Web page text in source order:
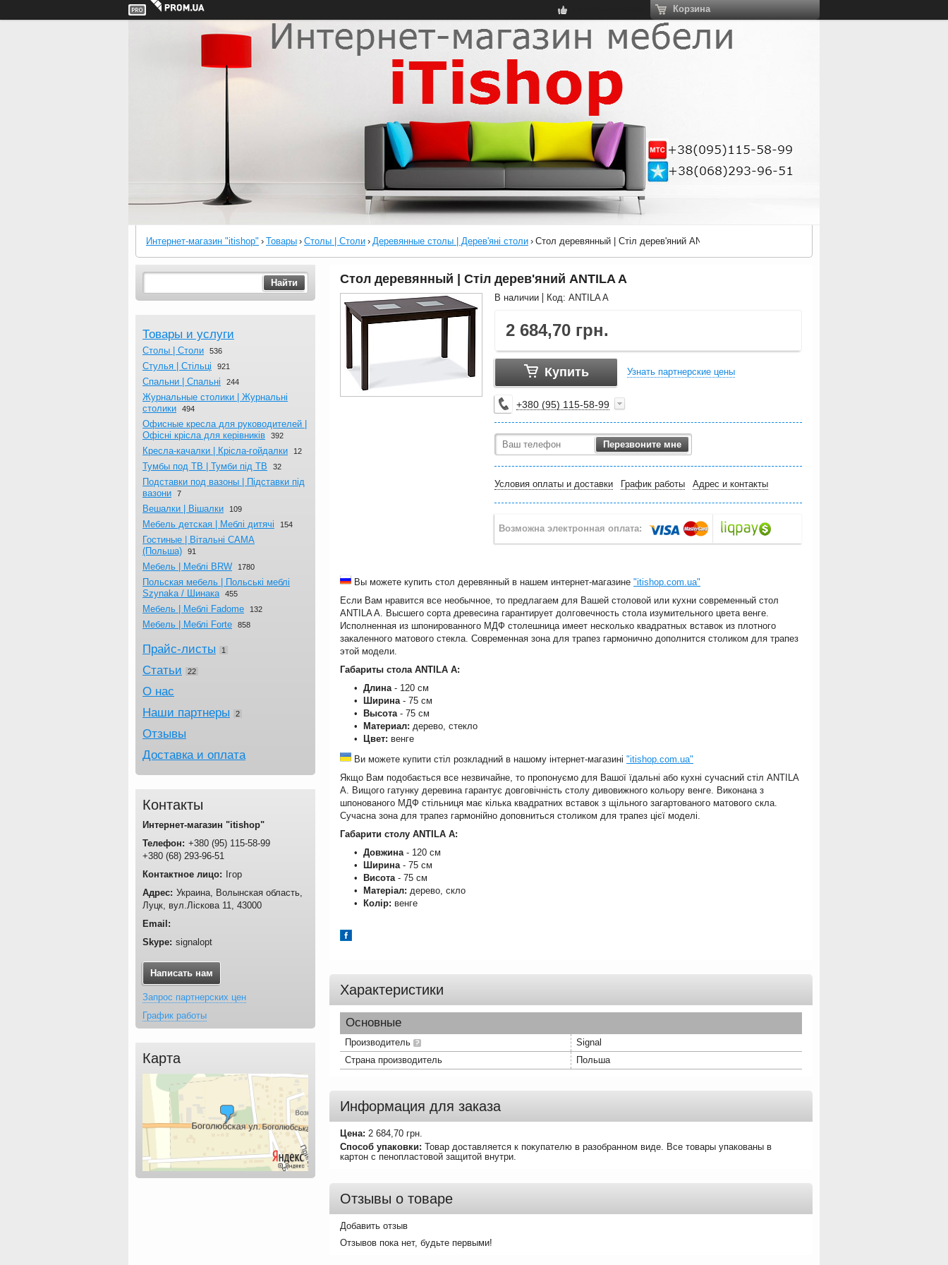
Корзина
Интернет-магазин "itishop" › Товары › Столы | Столи › Деревянные столы | Дерев'яні столи › Стол деревянный | Стіл дерев'яний ANTILA A
Найти
Товары и услуги
Столы | Столи 536
Стулья | Стільці 921
Спальни | Спальні 244
Журнальныe столики | Журнальні
столики
494
Офисные кресла для руководителей |
Офісні крісла для керівників
392
Кресла-качалки | Крісла-гойдалки 12
Тумбы под ТВ | Тумби під ТВ 32
Подставки под вазоны | Підставки під
вазони
7
Вешалки | Вішалки 109
Мебель детская | Меблі дитячі 154
Гостиные | Вітальні CAMA
(Польша)
91
Мебель | Меблі BRW 1780
Польская мебель | Польські меблі
Szynaka / Шинака
455
Мебель | Меблі Fadome 132
Мебель | Меблі Forte 858
Прайс-листы 1
Статьи 22
О нас
Наши партнеры
2
Отзывы
Доставка и оплата
Контакты
Интернет-магазин "itishop"
+380 95 115-58-99
+380 68 293-96-51
Ігор
Украина Волынская область
Луцк вул.Ліскова 11 43000
signalopt
Написать нам
Запрос партнерских цен
График работы
Карта
Стол деревянный | Стіл дерев'яний ANTILA A
В наличии Код: ANTILA A
2 684,70 грн.
Купить Узнать партнерские цены
+380 95 115-58-99
Перезвоните мне
Условия оплаты и доставки График работы Адрес и контакты
Вы можете купить стол деревянный в нашем интернет-магазине "itishop.com.ua"
Если Вам нравится все необычное, то предлагаем для Вашей столовой или кухни современный стол
ANTILA A. Высшего сорта древесина гарантирует долговечность стола изумительного цвета венге.
Исполненная из шпонированного МДФ столешница имеет несколько квадратных вставок из плотного
закаленного матового стекла. Современная зона для трапез гармонично дополнится столиком для трапез
этой модели.
Габариты стола ANTILA A:
Длина - 120 см
Ширина - 75 см
Высота - 75 см
Материал: дерево, стекло
Цвет: венге
Ви можете купити стіл розкладний в нашому інтернет-магазині "itishop.com.ua"
Якщо Вам подобається все незвичайне, то пропонуємо для Вашої їдальні або кухні сучасний стіл ANTILA
A. Вищого гатунку деревина гарантує довговічність столу дивовижного кольору венге. Виконана з
шпонованого МДФ стільниця має кілька квадратних вставок з щільного загартованого матового скла.
Сучасна зона для трапез гармонійно доповниться столиком для трапез цієї моделі.
Габарити столу ANTILA A:
Довжина - 120 см
Ширина - 75 см
Висота - 75 см
Матеріал: дерево, скло
Колір: венге
Характеристики
Основные
Производитель
Signal
Страна производитель
Польша
Информация для заказа
Цена: 2 684,70 грн.
Способ упаковки: Товар доставляется к покупателю в разобранном виде. Все товары упакованы в
картон с пенопластовой защитой внутри.
Отзывы о товаре
Добавить отзыв